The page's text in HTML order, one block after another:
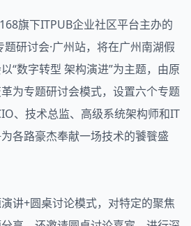
旗下ITPUB企业社区平台主办的
题研讨会·广州站，将在广州南湖假
“数字转型 架构演进”为主题，由原
为专题研讨会模式，设置六个专题
、技术总监、高级系统架构师和IT
各路豪杰奉献一场技术的饕餮盛
讲+圆桌讨论模式，对特定的聚焦